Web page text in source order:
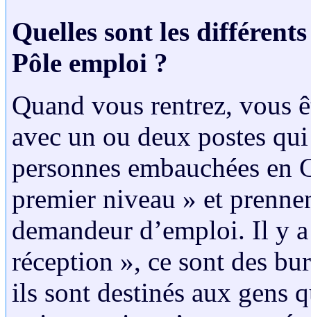
Quelles sont les
Pôle emploi ?
Quand vous rentrez, vous
avec un ou deux postes
personnes embauchées
premier niveau » et
demandeur d’emploi. Il y
réception », ce sont des
ils sont destinés aux gens